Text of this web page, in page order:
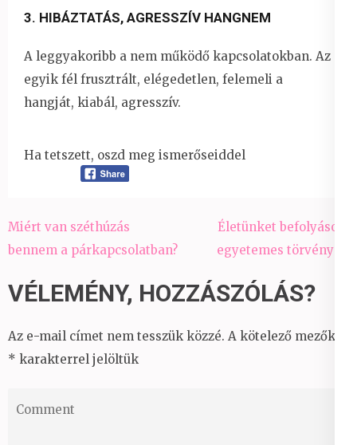
3. HIBÁZTATÁS, AGRESSZÍV HANGNEM
A leggyakoribb a nem működő kapcsolatokban. Az
egyik fél frusztrált, elégedetlen, felemeli a
hangját, kiabál, agresszív.
Ha tetszett, oszd meg ismerőseiddel
Bejegyzés
navigáció
Miért van széthúzás
bennem a párkapcsolatban?
Életünket befolyásoló
egyetemes törvények
VÉLEMÉNY, HOZZÁSZÓLÁS?
Az e-mail címet nem tesszük közzé. A kötelező mezőket
* karakterrel jelöltük